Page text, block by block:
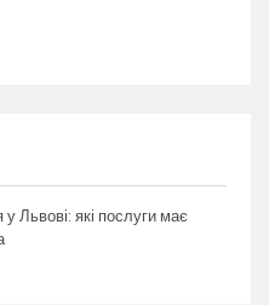
Львові: які послуги має